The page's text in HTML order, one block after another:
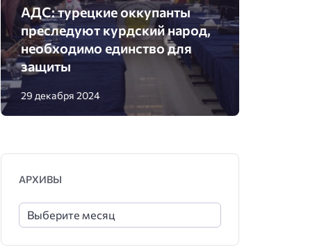
АДС: турецкие оккупанты
преследуют курдский народ,
необходимо единство для
защиты
29 декабря 2024
АРХИВЫ